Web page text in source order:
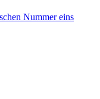
Nummer eins